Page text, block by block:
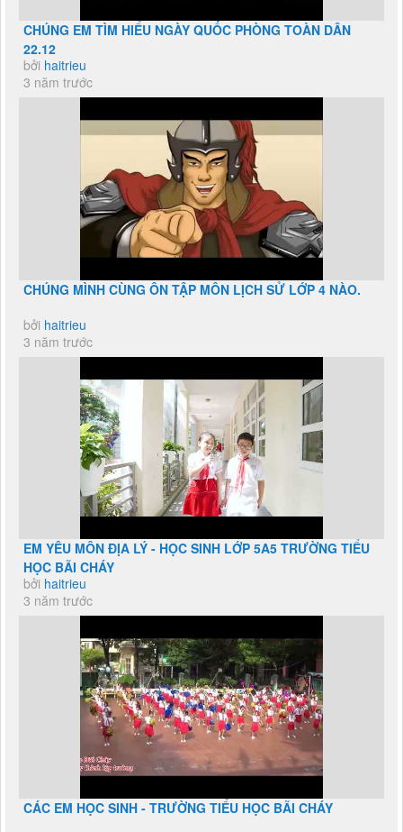
CHÚNG EM TÌM HIỂU NGÀY QUỐC PHÒNG TOÀN DÂN
22.12
bởi haitrieu
3 năm trước
CHÚNG MÌNH CÙNG ÔN TẬP MÔN LỊCH SỬ LỚP 4 NÀO.
bởi haitrieu
3 năm trước
EM YÊU MÔN ĐỊA LÝ - HỌC SINH LỚP 5A5 TRƯỜNG TIỂU
HỌC BÃI CHÁY
bởi haitrieu
3 năm trước
CÁC EM HỌC SINH - TRƯỜNG TIỂU HỌC BÃI CHÁY